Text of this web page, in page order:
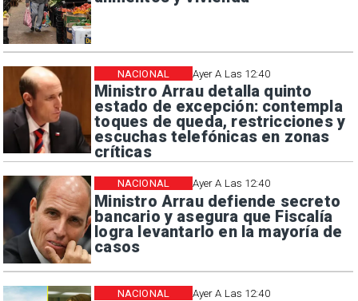
Ayer A Las 12:40
Ministro Arrau detalla quinto
estado de excepción: contempla
toques de queda, restricciones y
escuchas telefónicas en zonas
críticas
NACIONAL
Ayer A Las 12:40
Ministro Arrau defiende secreto
bancario y asegura que Fiscalía
logra levantarlo en la mayoría de
casos
NACIONAL
Ayer A Las 12:40
NACIONAL